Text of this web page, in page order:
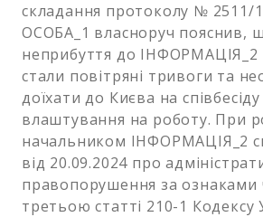
складання протоколу № 2511/1
ОСОБА_1 власноруч пояснив,
неприбуття до ІНФОРМАЦІЯ_2
стали повітряні тривоги та
доїхати до Києва на
влаштування на роботу. При
начальником ІНФОРМАЦІЯ_2
від 20.09.2024 про
правопорушення за ознаками
третьою статті 210-1 Кодексу